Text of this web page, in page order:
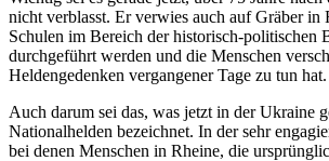
nicht verblasst. Er verwies auch auf Gräber
Schulen im Bereich der historisch-
durchgeführt werden und die Menschen
Heldengedenken vergangener Tage zu tun hat.
Auch darum sei das, was jetzt in der Ukraine
Nationalhelden bezeichnet. In der sehr
bei denen Menschen in Rheine, die